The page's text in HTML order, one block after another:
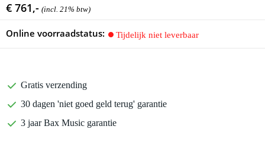
€ 761,- (incl. 21% btw)
Online voorraadstatus: Tijdelijk niet leverbaar
Gratis verzending
30 dagen 'niet goed geld terug' garantie
3 jaar Bax Music garantie